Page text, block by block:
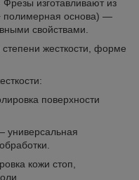
изготавливают из
полимерная основа) —
свойствами.
жесткости, форме
поверхности
универсальная
кожи стоп,